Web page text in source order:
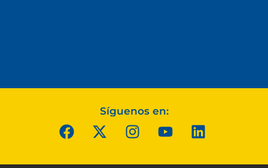
Síguenos en: